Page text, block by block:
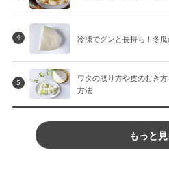
4 冷凍でグンと長持ち！冬
5
ワタの取り方や皮のむき
方法
もっと